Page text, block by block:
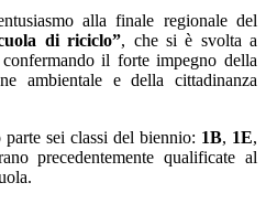
alla finale regionale del
di riciclo”, che si è svolta a
il forte impegno della
ambientale e della cittadinanza
sei classi del biennio: 1B, 1E,
precedentemente qualificate al